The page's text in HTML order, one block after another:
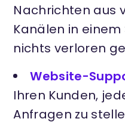
Nachrichten aus
Kanälen in
nichts verloren
Website-
Ihren Kunden,
Anfragen zu